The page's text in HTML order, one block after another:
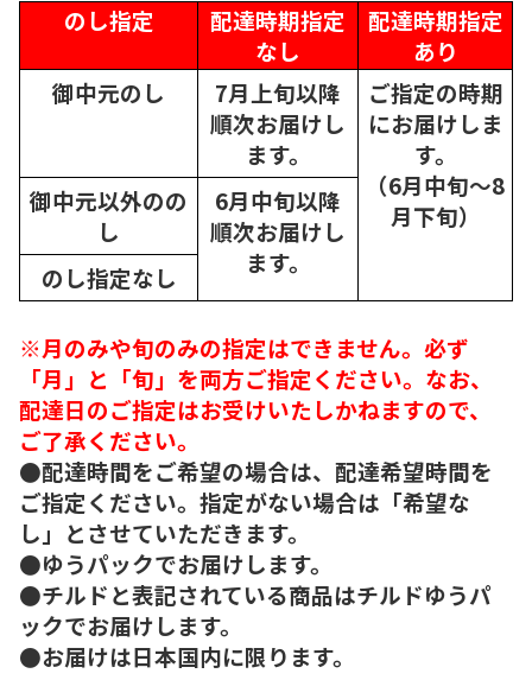
のし指定
配達時期指定
なし
配達時期指定
あり
御中元のし
7月上旬以降
順次お届けし
ます。
ご指定の時期
にお届けしま
す。
（6月中旬～8
月下旬）
御中元以外のの
し
6月中旬以降
順次お届けし
ます。
のし指定なし
※月のみや旬のみの指定はできません。必ず
「月」と「旬」を両方ご指定ください。なお、
配達日のご指定はお受けいたしかねますので、
ご了承ください。
●配達時間をご希望の場合は、配達希望時間を
ご指定ください。指定がない場合は「希望な
し」とさせていただきます。
●ゆうパックでお届けします。
●チルドと表記されている商品はチルドゆうパ
ックでお届けします。
●お届けは日本国内に限ります。